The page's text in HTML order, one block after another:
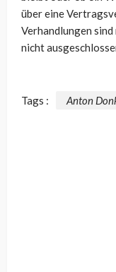
über eine
Verhandlungen
nicht
Tags : Anton